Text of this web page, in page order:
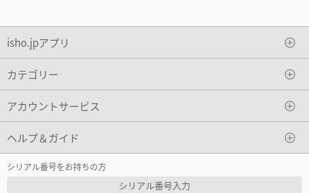
isho.jpアプリ
カテゴリー
アカウントサービス
ヘルプ＆ガイド
シリアル番号をお持ちの方
シリアル番号入力